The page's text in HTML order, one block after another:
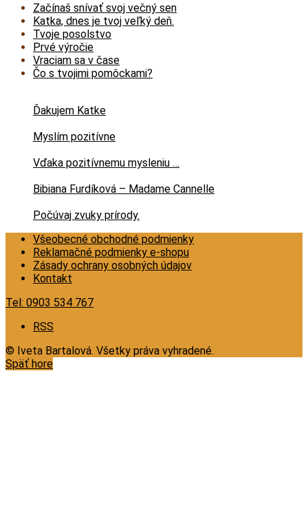
Začínaš snívať svoj večný sen
Katka, dnes je tvoj veľký deň.
Tvoje posolstvo
Prvé výročie
Vraciam sa v čase
Čo s tvojimi pomôckami?
Ďakujem Katke
Myslím pozitívne
Vďaka pozitívnemu mysleniu …
Bibiana Furdíková – Madame Cannelle
Počúvaj zvuky prírody.
Všeobecné obchodné podmienky
Reklamačné podmienky e-shopu
Zásady ochrany osobných údajov
Kontakt
Tel: 0903 534 767
RSS
© Iveta Bartalová. Všetky práva vyhradené.
Späť hore